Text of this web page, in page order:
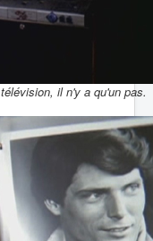
il n'y a qu'un pas.